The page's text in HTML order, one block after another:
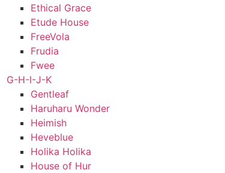
Ethical Grace
Etude House
FreeVola
Frudia
Fwee
G-H-I-J-K
Gentleaf
Haruharu Wonder
Heimish
Heveblue
Holika Holika
House of Hur